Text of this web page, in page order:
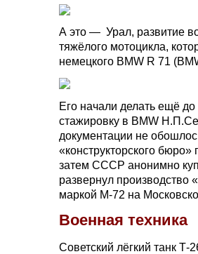
А это — Урал, развитие
тяжёлого мотоцикла,
немецкого BMW R 71
Его начали делать ещё
стажировку в BMW
документации не
«конструкторского
затем СССР анонимно
развернул производство
маркой М-72 на
Военная техника
Советский лёгкий танк